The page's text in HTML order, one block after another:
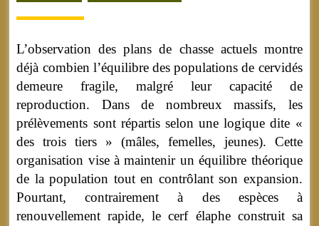
L’observation des plans de chasse actuels montre
déjà combien l’équilibre des populations de cervidés
demeure fragile, malgré leur capacité de
reproduction. Dans de nombreux massifs, les
prélèvements sont répartis selon une logique dite «
des trois tiers » (mâles, femelles, jeunes). Cette
organisation vise à maintenir un équilibre théorique
de la population tout en contrôlant son expansion.
Pourtant, contrairement à des espèces à
renouvellement rapide, le cerf élaphe construit sa